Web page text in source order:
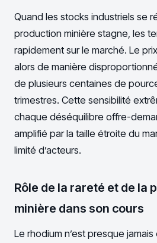
Quand les stocks industriels se
production minière stagne, les
rapidement sur le marché. Le
alors de manière
de plusieurs centaines de
trimestres. Cette sensibilité
chaque déséquilibre offre-
amplifié par la taille étroite du
limité d’acteurs.
Rôle de la rareté et de la
minière dans son cours
Le rhodium n’est presque